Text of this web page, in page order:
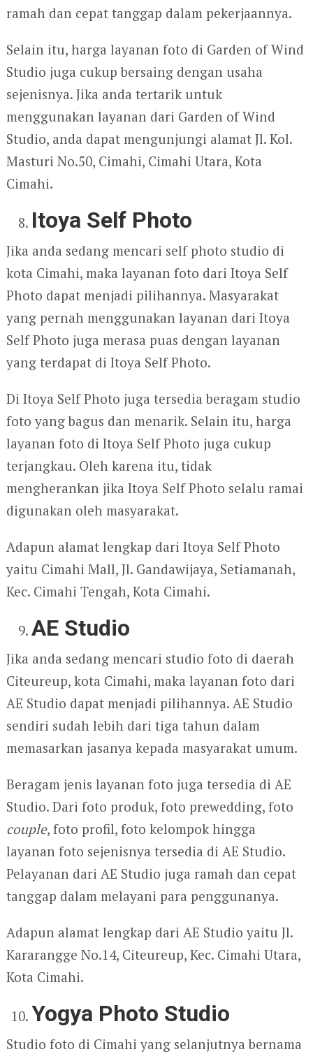
ramah dan cepat tanggap dalam pekerjaannya.
Selain itu, harga layanan foto di Garden of Wind
Studio juga cukup bersaing dengan usaha
sejenisnya. Jika anda tertarik untuk
menggunakan layanan dari Garden of Wind
Studio, anda dapat mengunjungi alamat Jl. Kol.
Masturi No.50, Cimahi, Cimahi Utara, Kota
Cimahi.
Itoya Self Photo
Jika anda sedang mencari self photo studio di
kota Cimahi, maka layanan foto dari Itoya Self
Photo dapat menjadi pilihannya. Masyarakat
yang pernah menggunakan layanan dari Itoya
Self Photo juga merasa puas dengan layanan
yang terdapat di Itoya Self Photo.
Di Itoya Self Photo juga tersedia beragam studio
foto yang bagus dan menarik. Selain itu, harga
layanan foto di Itoya Self Photo juga cukup
terjangkau. Oleh karena itu, tidak
mengherankan jika Itoya Self Photo selalu ramai
digunakan oleh masyarakat.
Adapun alamat lengkap dari Itoya Self Photo
yaitu Cimahi Mall, Jl. Gandawijaya, Setiamanah,
Kec. Cimahi Tengah, Kota Cimahi.
AE Studio
Jika anda sedang mencari studio foto di daerah
Citeureup, kota Cimahi, maka layanan foto dari
AE Studio dapat menjadi pilihannya. AE Studio
sendiri sudah lebih dari tiga tahun dalam
memasarkan jasanya kepada masyarakat umum.
Beragam jenis layanan foto juga tersedia di AE
Studio. Dari foto produk, foto prewedding, foto
couple, foto profil, foto kelompok hingga
layanan foto sejenisnya tersedia di AE Studio.
Pelayanan dari AE Studio juga ramah dan cepat
tanggap dalam melayani para penggunanya.
Adapun alamat lengkap dari AE Studio yaitu Jl.
Kararangge No.14, Citeureup, Kec. Cimahi Utara,
Kota Cimahi.
Yogya Photo Studio
Studio foto di Cimahi yang selanjutnya bernama